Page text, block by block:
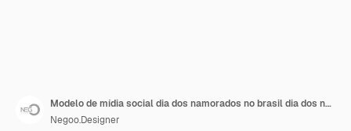
Modelo de mídia social dia dos namorados no brasil dia dos namorados
Negoo.Designer